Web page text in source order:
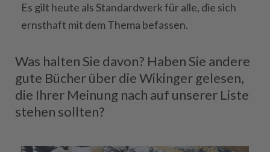
Es gilt heute als Standardwerk für alle, die sich
ernsthaft mit dem Thema befassen.
Was halten Sie davon? Haben Sie andere
gute Bücher über die Wikinger gelesen,
die Ihrer Meinung nach auf unserer Liste
stehen sollten?